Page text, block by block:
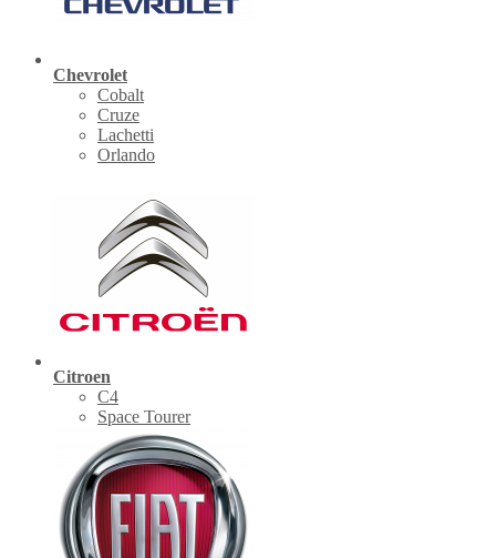
Chevrolet
Cobalt
Cruze
Lachetti
Orlando
Citroen
C4
Space Tourer